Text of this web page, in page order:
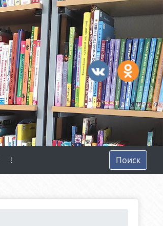
⋮ Поиск